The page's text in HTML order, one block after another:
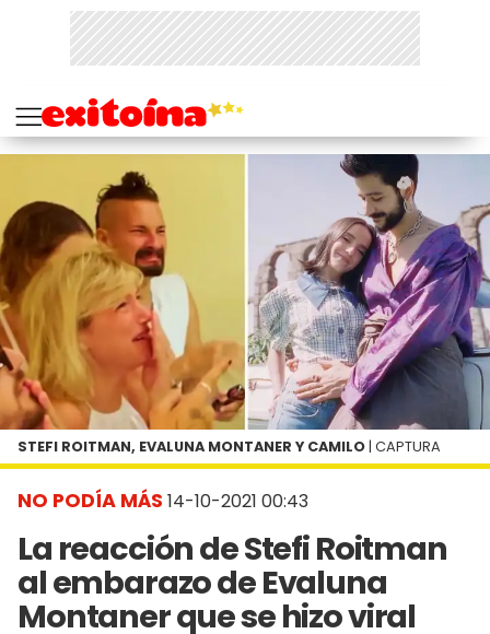
NO PODÍA MÁS 14-10-2021 00:43
La reacción de Stefi Roitman
al embarazo de Evaluna
Montaner que se hizo viral
STEFI ROITMAN, EVALUNA MONTANER Y CAMILO | CAPTURA